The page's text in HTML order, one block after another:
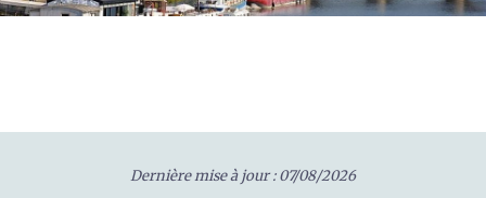
Dernière mise à jour : 07/08/2026